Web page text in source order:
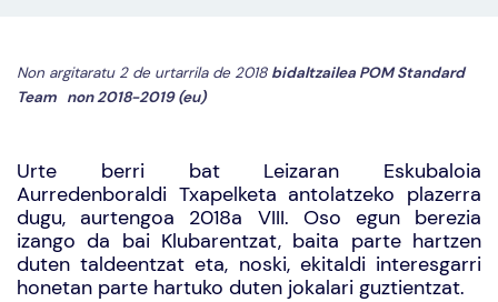
Non argitaratu 2 de urtarrila de 2018 bidaltzailea POM Standard
Team non2018-2019 (eu)
Urte berri bat Leizaran Eskubaloia
Aurredenboraldi Txapelketa antolatzeko plazerra
dugu, aurtengoa 2018a VIII. Oso egun berezia
izango da bai Klubarentzat, baita parte hartzen
duten taldeentzat eta, noski, ekitaldi interesgarri
honetan parte hartuko duten jokalari guztientzat.